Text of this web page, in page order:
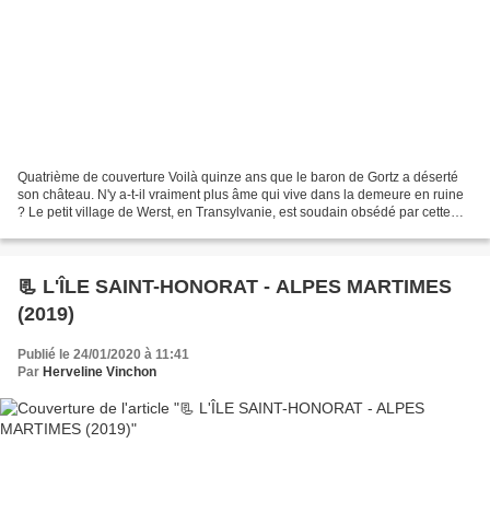
Quatrième de couverture Voilà quinze ans que le baron de Gortz a déserté
son château. N'y a-t-il vraiment plus âme qui vive dans la demeure en ruine
? Le petit village de Werst, en Transylvanie, est soudain obsédé par cette
📃 L'ÎLE SAINT-HONORAT - ALPES MARTIMES
(2019)
Publié le 24/01/2020 à 11:41
Par Herveline Vinchon